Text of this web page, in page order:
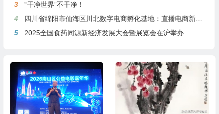
3
“干净世界”不干净！
4
四川省绵阳市仙海区川北数字电商孵化基地：直播电商新引擎，预计年产值达5亿
5
2025全国食药同源新经济发展大会暨展览会在沪举办